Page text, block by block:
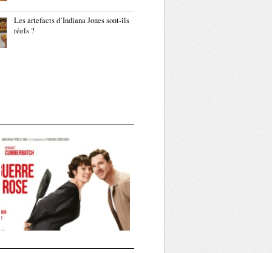
Les artefacts d’Indiana Jones sont-ils
réels ?